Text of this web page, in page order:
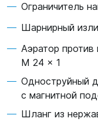
Ограничитель
Шарнирный
Аэратор против
M 24 x 1
Одноструйный
с магнитной
Шланг из